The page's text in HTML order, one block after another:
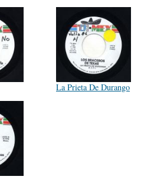
La Prieta De Durango